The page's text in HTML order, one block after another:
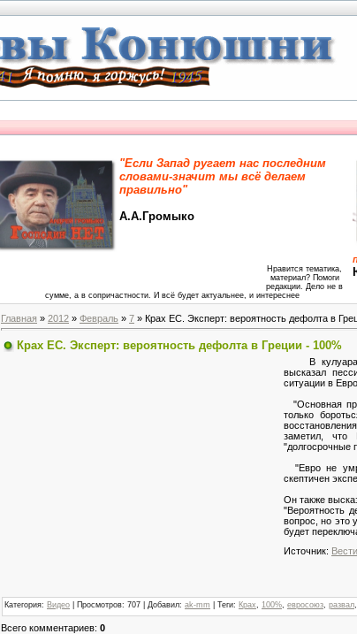
"Если Запад ругает нас последним
словами-значит мы всё делаем
правильно"
А.А.Громыко
Нравится тематика,
материал? Помоги
редакции. Дело не в
сумме, а в сопричастности. И всё будет актуальнее, и интереснее
Главная » 2012 » Февраль » 7 » Крах ЕС. Эксперт: вероятность дефолта в
Крах ЕС. Эксперт: вероятность дефолта в Греции - 100%
В
высказал
ситуации в
"Основная
только
заметил, что
"долгосрочные
"Евро не
скептичен
Он также
"Вероятность
вопрос, но это
будет
Источник: Вести
Категория: Видео Просмотров: 707 | Добавил: ak-mm Теги: Крах 100% евросоюз развал
Всего комментариев: 0